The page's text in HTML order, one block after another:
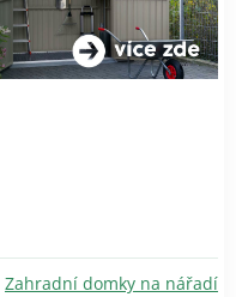
Zahradní domky na nářadí